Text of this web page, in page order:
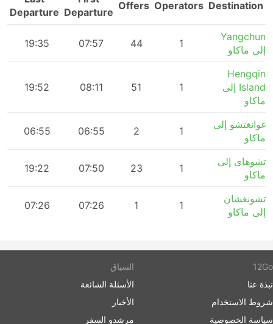
Destination
Operators
Offers
Departure
Departure
Yangchun
إلى ماكاو
1
44
07:57
19:35
Hengqin
Island إلى
ماكاو
1
51
08:11
19:52
غوانغتشو إلى
ماكاو
1
2
06:55
06:55
تشوهاى إلى
ماكاو
1
23
07:50
19:22
تشونغشان
إلى ماكاو
1
1
07:26
07:26
12Go
نبذة عنا
شروط الاستخدام
سياسة الخصوصية
السياق
الأسئلة الشائعة
الأخبار
مرشدو السفر